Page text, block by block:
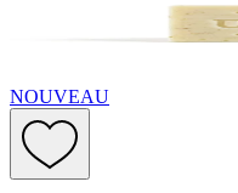
NOUVEAU